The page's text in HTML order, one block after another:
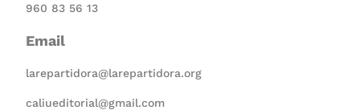
960 83 56 13
Email
larepartidora@larepartidora.org
caliueditorial@gmail.com